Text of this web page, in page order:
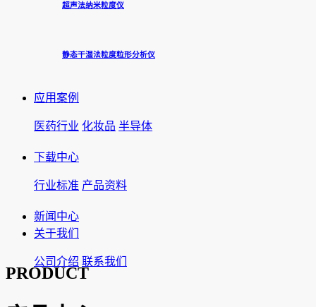
超声法纳米粒度仪
静态干湿法粒度粒形分析仪
应用案例
医药行业 化妆品 半导体
下载中心
行业标准 产品资料
新闻中心
关于我们
公司介绍 联系我们
PRODUCT